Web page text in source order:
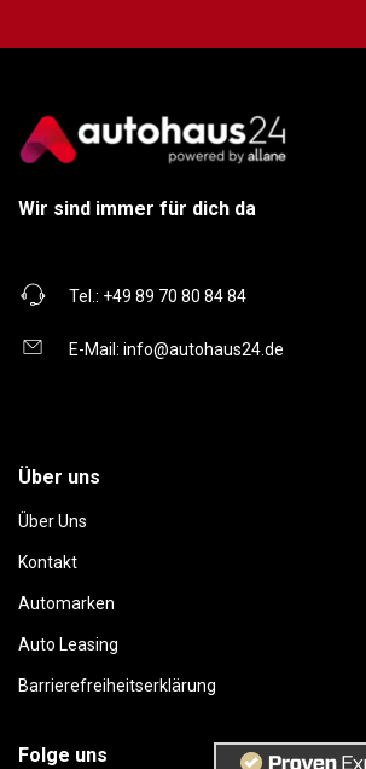
Wir sind immer für dich da
Tel.: +49 89 70 80 84 84
E-Mail: info@autohaus24.de
Über uns
Über Uns
Kontakt
Automarken
Auto Leasing
Barrierefreiheitserklärung
Folge uns